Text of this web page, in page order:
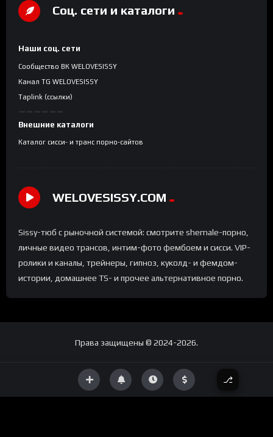
Соц. сети и каталоги
Наши соц. сети
Сообщество ВК WELOVESISSY
Канал TG WELOVESISSY
Taplink (ссылки)
Внешние каталоги
Каталог сисси- и транс порно-сайтов
WELOVESISSY.COM
Sissy-тюб с рыночной системой: смотрите shemale-порно,
личные видео трансов, интим-фото фембоем и сисси. VIP-
ролики и каналы, трейнеры, гипноз, куколд- и фемдом-
истории, домашнее TS- и прочее альтернативное порно.
Права защищены © 2024-2026.
⎇
ELOVESISSY.COM